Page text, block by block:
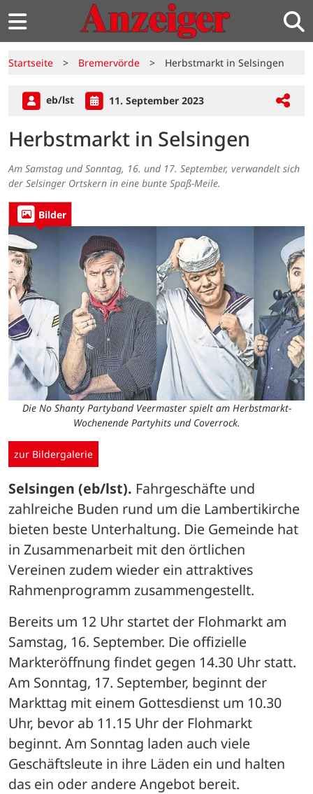
Startseite > Bremervörde > Herbstmarkt in Selsingen
eb/lst 11. September 2023
Herbstmarkt in Selsingen
Am Samstag und Sonntag, 16. und 17. September, verwandelt sich
der Selsinger Ortskern in eine bunte Spaß-Meile.
Bilder
Die No Shanty Partyband Veermaster spielt am Herbstmarkt-
Wochenende Partyhits und Coverrock.
zur Bildergalerie
Selsingen (eb/lst). Fahrgeschäfte und
zahlreiche Buden rund um die Lambertikirche
bieten beste Unterhaltung. Die Gemeinde hat
in Zusammenarbeit mit den örtlichen
Vereinen zudem wieder ein attraktives
Rahmenprogramm zusammengestellt.
Bereits um 12 Uhr startet der Flohmarkt am
Samstag, 16. September. Die offizielle
Markteröffnung findet gegen 14.30 Uhr statt.
Am Sonntag, 17. September, beginnt der
Markttag mit einem Gottesdienst um 10.30
Uhr, bevor ab 11.15 Uhr der Flohmarkt
beginnt. Am Sonntag laden auch viele
Geschäftsleute in ihre Läden ein und halten
das ein oder andere Angebot bereit.